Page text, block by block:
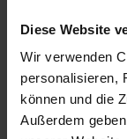
Diese Website
Wir verwenden
personalisieren,
können und die
Außerdem
Lengau,
ab EUR 3.095,29
Vollzeit